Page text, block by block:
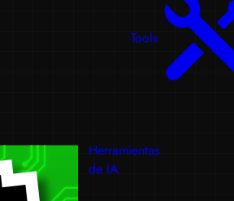
Tools
Herramientas
de IA